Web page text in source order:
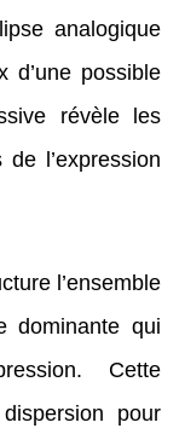
analogique
d’une possible
révèle les
l’expression
l’ensemble
dominante qui
Cette
pour